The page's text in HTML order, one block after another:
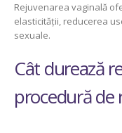
Rejuvenarea vaginală
elasticității, reducerea
sexuale.
Cât durează
procedură de